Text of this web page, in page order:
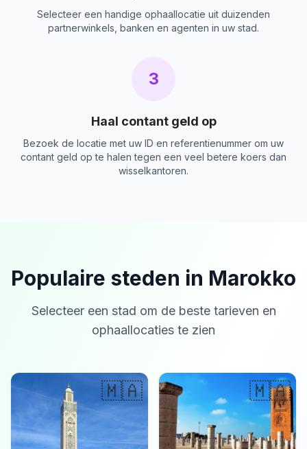
Selecteer een handige ophaallocatie uit duizenden
partnerwinkels, banken en agenten in uw stad.
3
Haal contant geld op
Bezoek de locatie met uw ID en referentienummer om uw
contant geld op te halen tegen een veel betere koers dan
wisselkantoren.
Populaire steden in Marokko
Selecteer een stad om de beste tarieven en
ophaallocaties te zien
🇲🇦 🇲🇦